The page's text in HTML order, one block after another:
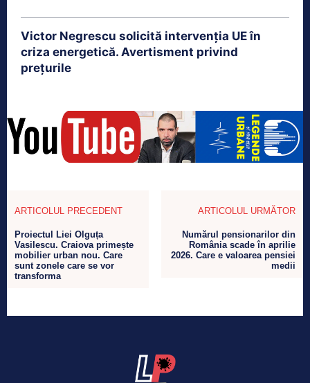
Victor Negrescu solicită intervenția UE în
criza energetică. Avertisment privind
prețurile
ARTICOLUL PRECEDENT
Proiectul Liei Olguța
Vasilescu. Craiova primește
mobilier urban nou. Care
sunt zonele care se vor
transforma
ARTICOLUL URMĂTOR
Numărul pensionarilor din
România scade în aprilie
2026. Care e valoarea pensiei
medii